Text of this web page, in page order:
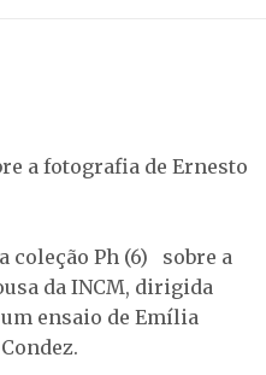
a fotografia de Ernesto
coleção Ph (6) sobre a
da INCM, dirigida
ensaio de Emília